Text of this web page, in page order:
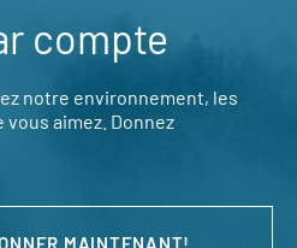
compte
notre environnement, les
aimez. Donnez
MAINTENANT!